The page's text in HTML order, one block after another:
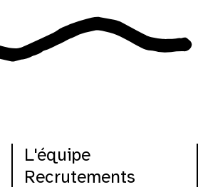
L'équipe
Recrutements